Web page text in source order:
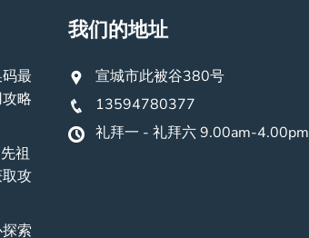
最
略
祖
攻
索
我们的地址
宣城市此被谷380号
13594780377
礼拜一 - 礼拜六 9.00am-4.00pm